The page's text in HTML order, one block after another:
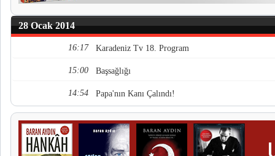
28 Ocak 2014
16:17 Karadeniz Tv 18. Program
15:00 Başsağlığı
14:54 Papa'nın Kanı Çalındı!